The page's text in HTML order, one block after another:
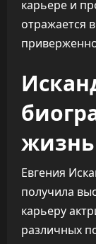
карьере и
отражается
жизнь
Евгения
получила
карьеру
различных